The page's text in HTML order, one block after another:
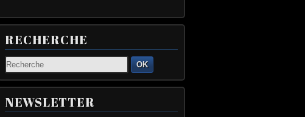
RECHERCHE
OK
NEWSLETTER